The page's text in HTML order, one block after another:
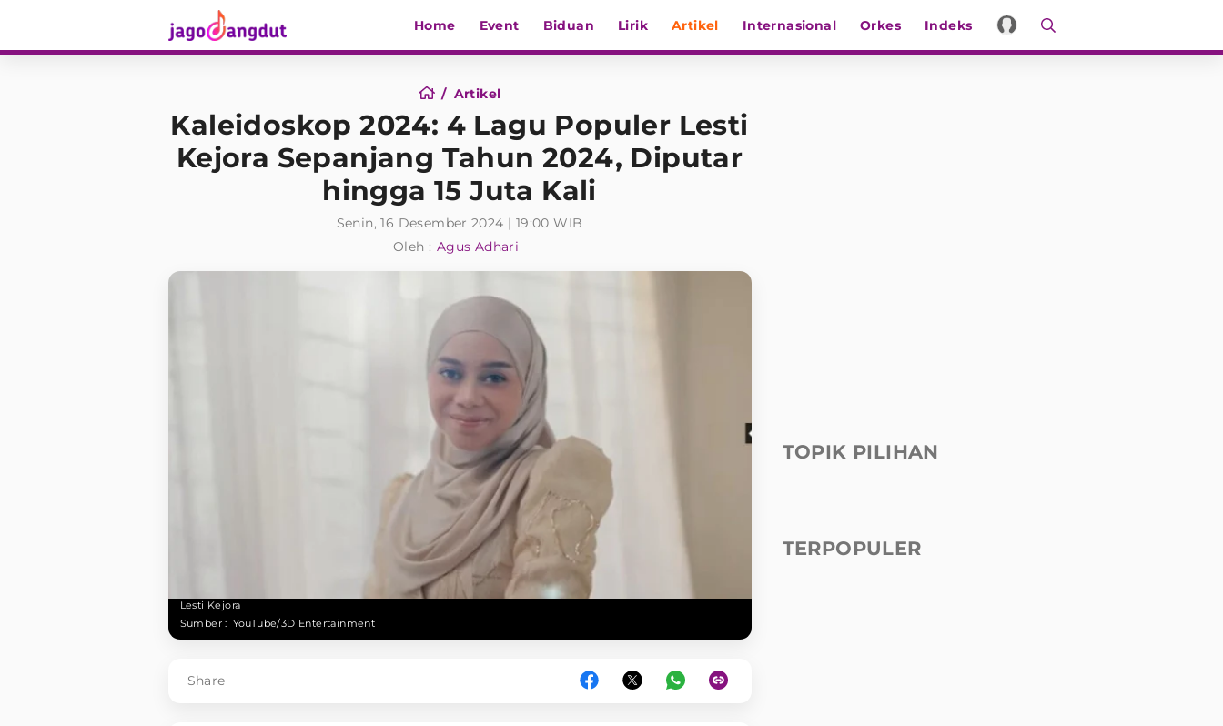
Home Event Biduan Lirik Artikel Internasional Orkes Indeks
Artikel
Kaleidoskop 2024: 4 Lagu Populer Lesti
Kejora Sepanjang Tahun 2024, Diputar
hingga 15 Juta Kali
Senin, 16 Desember 2024 | 19:00 WIB
Oleh : Agus Adhari
Lesti Kejora
Sumber : YouTube/3D Entertainment
Share
TOPIK PILIHAN
TERPOPULER